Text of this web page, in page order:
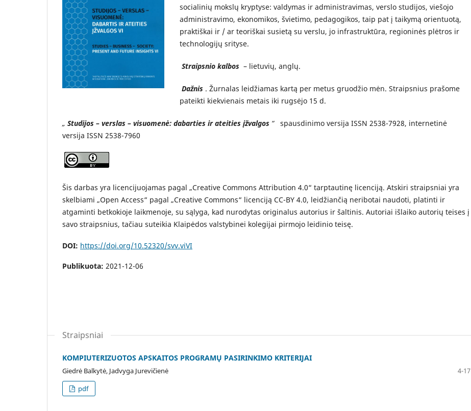
socialinių mokslų kryptyse: valdymas ir administravimas, verslo studijos, viešojo
administravimo, ekonomikos, švietimo, pedagogikos, taip pat į taikymą orientuotą,
praktiškai ir / ar teoriškai susietą su verslu, jo infrastruktūra, regioninės plėtros ir
technologijų srityse.
Straipsnio kalbos – lietuvių, anglų.
Dažnis . Žurnalas leidžiamas kartą per metus gruodžio mėn. Straipsnius prašome
pateikti kiekvienais metais iki rugsėjo 15 d.
„ Studijos – verslas – visuomenė: dabarties ir ateities įžvalgos “ spausdinimo versija ISSN 2538-7928, internetinė
versija ISSN 2538-7960
Šis darbas yra licencijuojamas pagal „Creative Commons Attribution 4.0“ tarptautinę licenciją. Atskiri straipsniai yra
skelbiami „Open Access“ pagal „Creative Commons“ licenciją CC-BY 4.0, leidžiančią neribotai naudoti, platinti ir
atgaminti betkokioje laikmenoje, su sąlyga, kad nurodytas originalus autorius ir šaltinis. Autoriai išlaiko autorių teises į
savo straipsnius, tačiau suteikia Klaipėdos valstybinei kolegijai pirmojo leidinio teisę.
DOI: https://doi.org/10.52320/svv.viVI
Publikuota: 2021-12-06
Straipsniai
KOMPIUTERIZUOTOS APSKAITOS PROGRAMŲ PASIRINKIMO KRITERIJAI
Giedrė Balkytė, Jadvyga Jurevičienė
4-17
pdf